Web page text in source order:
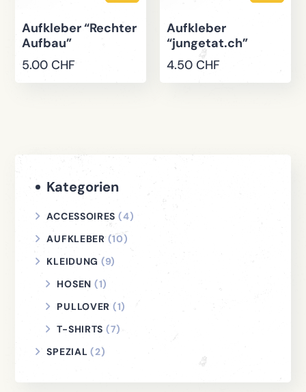
Aufkleber “Rechter
Aufbau”
5.00CHF
Aufkleber
“jungetat.ch”
4.50 CHF
Kategorien
ACCESSOIRES (4)
AUFKLEBER (10)
KLEIDUNG (9)
HOSEN (1)
PULLOVER (1)
T-SHIRTS (7)
SPEZIAL (2)